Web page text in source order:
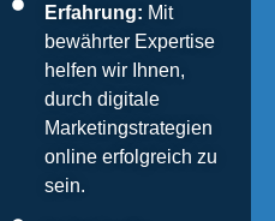
Erfahrung: Mit
bewährter Expertise
helfen wir Ihnen,
durch digitale
Marketingstrategien
online erfolgreich zu
sein.